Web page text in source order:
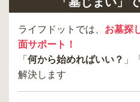
ライフドットでは、 お墓探
面サポート！
「 何から始めればいい？ 」「
解決します